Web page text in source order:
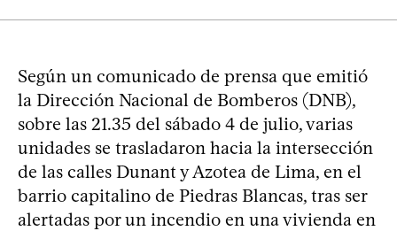
Según un comunicado de prensa que emitió
la Dirección Nacional de Bomberos (DNB),
sobre las 21.35 del sábado 4 de julio, varias
unidades se trasladaron hacia la intersección
de las calles Dunant y Azotea de Lima, en el
barrio capitalino de Piedras Blancas, tras ser
alertadas por un incendio en una vivienda en